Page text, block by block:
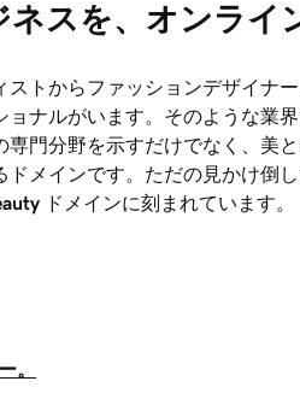
スを、オンライ
トからファッションデザイナ
ナルがいます。そのような業界
専門分野を示すだけでなく、美
メインです。ただの見かけ倒
ドメインに刻まれています。
。